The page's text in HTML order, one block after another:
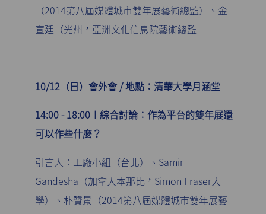
（2014第八屆媒體城市雙年展藝術總監）、金
宣廷（光州，亞洲文化信息院藝術總監
10/12（日）會外會 / 地點：清華大學月涵堂
14:00 - 18:00︱綜合討論：作為平台的雙年展還
可以作些什麼？
引言人：工廠小組（台北）、Samir
Gandesha（加拿大本那比，Simon Fraser大
學）、朴贊景（2014第八屆媒體城市雙年展藝